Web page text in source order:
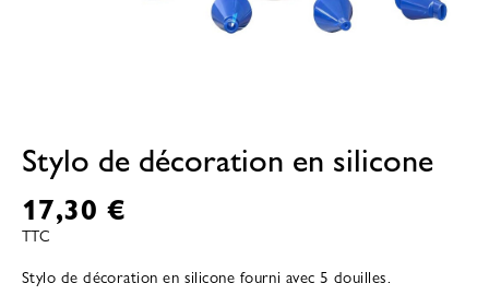
Stylo de décoration en silicone
17,30 €
TTC
Stylo de décoration en silicone fourni avec 5 douilles.